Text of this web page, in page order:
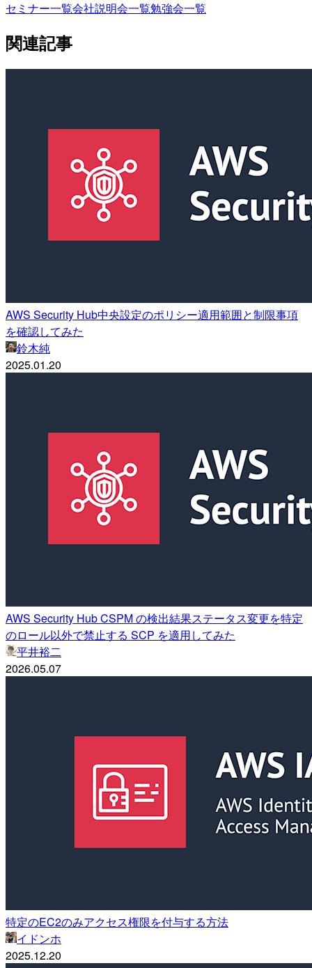
セミナー一覧会社説明会一覧勉強会一覧
関連記事
AWS Security Hub中央設定のポリシー適用範囲と制限事項
を確認してみた
鈴木純
2025.01.20
AWS Security Hub CSPM の検出結果ステータス変更を特定
のロール以外で禁止する SCP を適用してみた
平井裕二
2026.05.07
特定のEC2のみアクセス権限を付与する方法
イドンホ
2025.12.20